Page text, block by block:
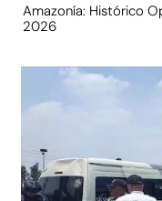
Amazonía: Histórico
2026